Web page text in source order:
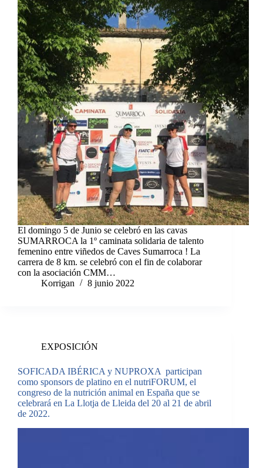
El domingo 5 de Junio se celebró en las cavas
SUMARROCA la 1º caminata solidaria de talento
femenino entre viñedos de Caves Sumarroca ! La
carrera de 8 km. se celebró con el fin de colaborar
con la asociación CMM…
Korrigan
8 junio 2022
EXPOSICIÓN
SOFICADA IBÉRICA y NUPROXA participan
como sponsors de platino en el nutriFORUM, el
congreso de la nutrición animal en España que se
celebrará en La Llotja de Lleida del 20 al 21 de abril
de 2022.